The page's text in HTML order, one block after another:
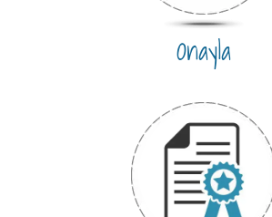
Onayla